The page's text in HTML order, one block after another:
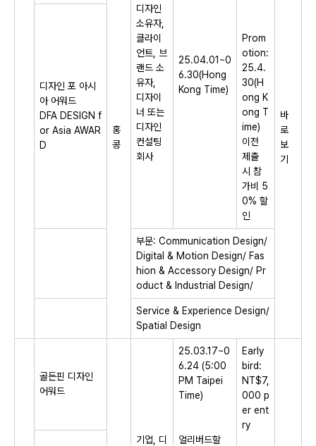
홍
콩
디자인
소유자,
클라이
언트, 브
랜드 소
유자,
디자이
너 또는
디자인
컨설팅
회사
25.04.01~0
6.30(Hong
Kong Time)
Prom
otion:
25.4.
30(H
ong K
ong T
ime)
이전
제출
시 참
가비 5
0% 할
인
바
로
보
기
디자인 포 아시
아 어워드
DFA DESIGN f
or Asia AWAR
D
부문: Communication Design/
Digital & Motion Design/ Fas
hion & Accessory Design/ Pr
oduct & Industrial Design/
Service & Experience Design/
Spatial Design
골든핀 디자인
어워드
기업, 디
25.03.17~0
6.24 (5:00
PM Taipei
Time)
얼리버드할
Early
bird:
NT$7,
000 p
er ent
ry